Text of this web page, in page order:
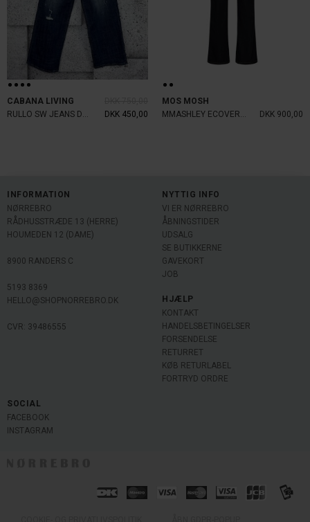
CABANA LIVING
RULLO SW JEANS DENIM
DKK 450,00
MOS MOSH
MMASHLEY ECOVERO JEANS
DKK 900,00
INFORMATION
NØRREBRO
RÅDHUSSTRÆDE 13 (HERRE)
HOUMEDEN 12 (DAME)
8900 RANDERS C
5193 8369
HELLO@SHOPNORREBRO.DK
CVR: 39486555
NYTTIG INFO
VI ER NØRREBRO
ÅBNINGSTIDER
UDSALG
SE BUTIKKERNE
GAVEKORT
JOB
HJÆLP
KONTAKT
HANDELSBETINGELSER
FORSENDELSE
RETURRET
KØB RETURLABEL
FORTRYD ORDRE
SOCIAL
FACEBOOK
INSTAGRAM